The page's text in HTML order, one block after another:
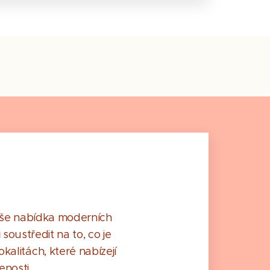
nabídka moderních
na to, co je
které nabízejí